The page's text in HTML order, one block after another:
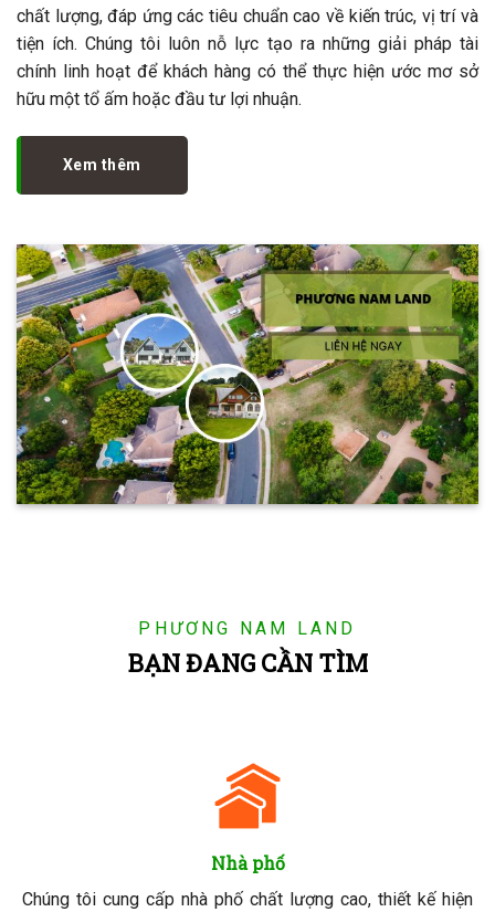
chất lượng, đáp ứng các tiêu chuẩn cao về kiến trúc, vị trí và
tiện ích. Chúng tôi luôn nỗ lực tạo ra những giải pháp tài
chính linh hoạt để khách hàng có thể thực hiện ước mơ sở
hữu một tổ ấm hoặc đầu tư lợi nhuận.
Xem thêm
PHƯƠNG NAM LAND
BẠN ĐANG CẦN TÌM
Nhà phố
Chúng tôi cung cấp nhà phố chất lượng cao, thiết kế hiện